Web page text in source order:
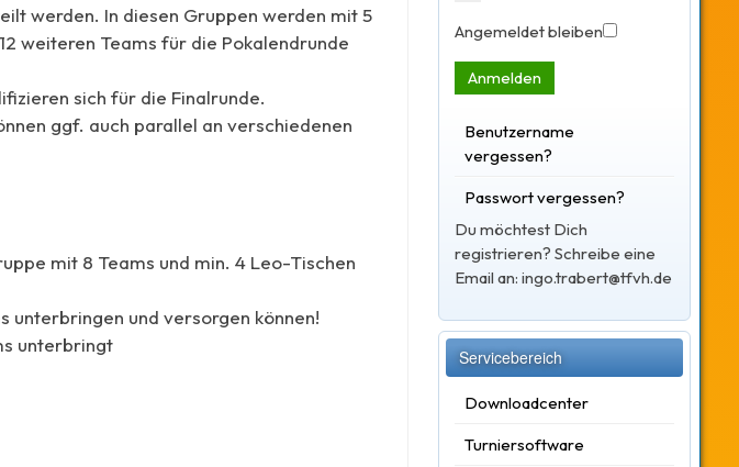
werden. In diesen Gruppen werden mit 5
weiteren Teams für die Pokalendrunde
sich für die Finalrunde.
ggf. auch parallel an verschiedenen
mit 8 Teams und min. 4 Leo-Tischen
unterbringen und versorgen können!
unterbringt
Angemeldet bleiben
Anmelden
Benutzername
vergessen?
Passwort vergessen?
Du möchtest Dich
registrieren? Schreibe eine
Email an: ingo.trabert@tfvh.de
Servicebereich
Downloadcenter
Turniersoftware